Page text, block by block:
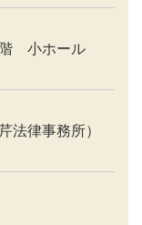
階 小ホール
律事務所）